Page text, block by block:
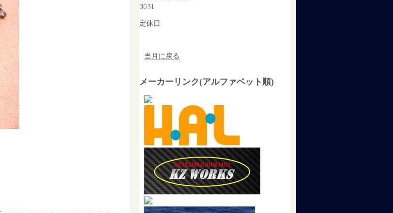
3031
定休日
当月に戻る
メーカーリンク(アルファベット順)